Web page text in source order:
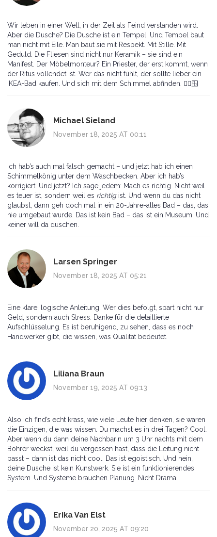
Wir leben in einer Welt, in der Zeit als Feind verstanden wird.
Aber die Dusche? Die Dusche ist ein Tempel. Und Tempel baut
man nicht mit Eile. Man baut sie mit Respekt. Mit Stille. Mit
Geduld. Die Fliesen sind nicht nur Keramik – sie sind ein
Manifest. Der Möbelmonteur? Ein Priester, der erst kommt, wenn
der Ritus vollendet ist. Wer das nicht fühlt, der sollte lieber ein
IKEA-Bad kaufen. Und sich mit dem Schimmel abfinden. 🧘‍♂️🪟
Michael Sieland
November 18, 2025 AT 00:11
Ich hab’s auch mal falsch gemacht – und jetzt hab ich einen
Schimmelkönig unter dem Waschbecken. Aber ich hab’s
korrigiert. Und jetzt? Ich sage jedem: Mach es richtig. Nicht weil
es teuer ist, sondern weil es richtigist. Und wenn du das nicht
glaubst, dann geh doch mal in ein 20-Jahre-altes Bad – das, das
nie umgebaut wurde. Das ist kein Bad – das ist ein Museum. Und
keiner will da duschen.
Larsen Springer
November 18, 2025 AT 05:21
Eine klare, logische Anleitung. Wer dies befolgt, spart nicht nur
Geld, sondern auch Stress. Danke für die detaillierte
Aufschlüsselung. Es ist beruhigend, zu sehen, dass es noch
Handwerker gibt, die wissen, was Qualität bedeutet.
Liliana Braun
November 19, 2025 AT 09:13
Also ich find’s echt krass, wie viele Leute hier denken, sie wären
die Einzigen, die was wissen. Du machst es in drei Tagen? Cool.
Aber wenn du dann deine Nachbarin um 3 Uhr nachts mit dem
Bohrer weckst, weil du vergessen hast, dass die Leitung nicht
passt – dann ist das nicht cool. Das ist egoistisch. Und nein,
deine Dusche ist kein Kunstwerk. Sie ist ein funktionierendes
System. Und Systeme brauchen Planung. Nicht Drama.
Erika Van Elst
November 20, 2025 AT 09:20